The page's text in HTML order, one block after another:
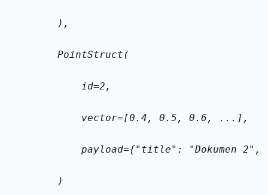
        ),
        PointStruct(
            id=2,
            vector=[0.4, 0.5, 0.6, ...],
payload={"title": "Dokumen 2",
        )